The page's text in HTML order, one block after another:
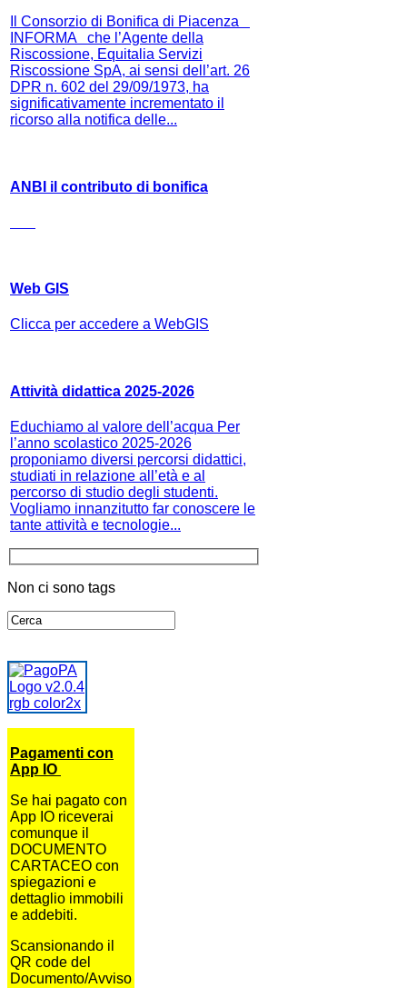
Il Consorzio di Bonifica di Piacenza
INFORMA che l’Agente della
Riscossione, Equitalia Servizi
Riscossione SpA, ai sensi dell’art. 26
DPR n. 602 del 29/09/1973, ha
significativamente incrementato il
ricorso alla notifica delle...
ANBI il contributo di bonifica
Web GIS
Clicca per accedere a WebGIS
Attività didattica 2025-2026
Educhiamo al valore dell’acqua Per
l’anno scolastico 2025-2026
proponiamo diversi percorsi didattici,
studiati in relazione all’età e al
percorso di studio degli studenti.
Vogliamo innanzitutto far conoscere le
tante attività e tecnologie...
Non ci sono tags
Pagamenti con
App IO
Se hai pagato con
App IO riceverai
comunque il
DOCUMENTO
CARTACEO con
spiegazioni e
dettaglio immobili
e addebiti.
Scansionando il
QR code del
Documento/Avviso